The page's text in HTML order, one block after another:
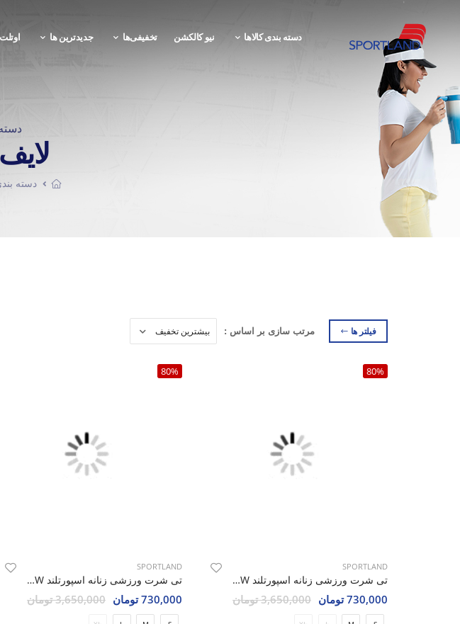
دسته بندی کالاها نیو کالکشن تخفیفی‌ها جدیدترین ها اوتلت
دسته
فیلتر ها مرتب سازی بر اساس :
80%
SPORTLAND
تی شرت ورزشی زنانه اسپورتلند Athleto W
730,000 تومان 3,650,000 تومان
80%
SPORTLAND
تی شرت ورزشی زنانه اسپورتلند Athleto W
730,000 تومان 3,650,000 تومان